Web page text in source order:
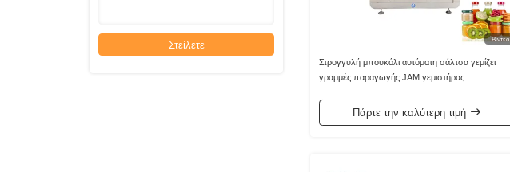
Στείλετε
Βίντεο
Στρογγυλή μπουκάλι αυτόματη σάλτσα γεμίζει
γραμμές παραγωγής JAM γεμιστήρας
Πάρτε την καλύτερη τιμή